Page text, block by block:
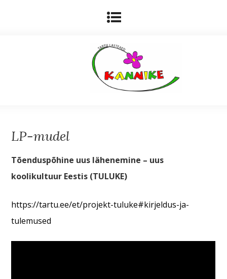
LP-mudel
Tõenduspõhine uus lähenemine – uus
koolikultuur Eestis (TULUKE)
https://tartu.ee/et/projekt-tuluke#kirjeldus-ja-
tulemused